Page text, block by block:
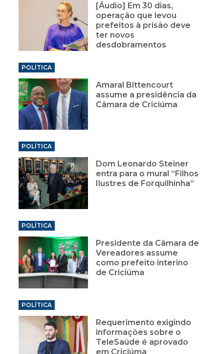
[Áudio] Em 30 dias,
operação que levou
prefeitos à prisão deve
ter novos
desdobramentos
POLÍTICA
Amaral Bittencourt
assume a presidência da
Câmara de Criciúma
POLÍTICA
Dom Leonardo Steiner
entra para o mural “Filhos
Ilustres de Forquilhinha”
POLÍTICA
Presidente da Câmara de
Vereadores assume
como prefeito interino
de Criciúma
POLÍTICA
Requerimento exigindo
informações sobre o
TeleSaúde é aprovado
em Criciúma